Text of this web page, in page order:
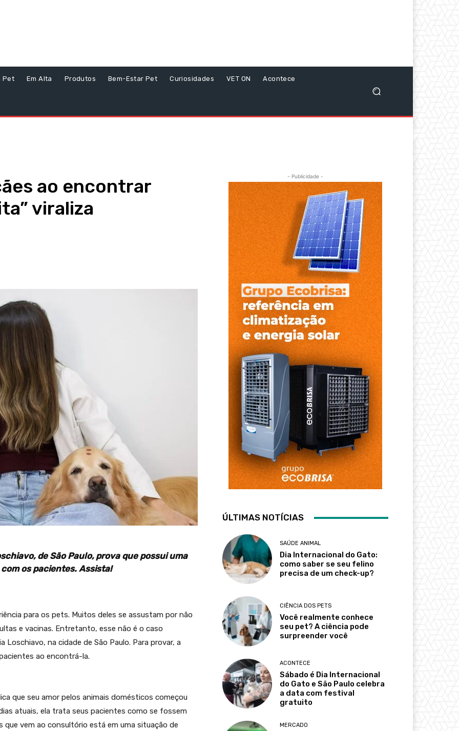
Pet Em Alta Produtos Bem-Estar Pet Curiosidades VET ON Acontece
ao encontrar
viraliza
de São Paulo, prova que possui uma
os pacientes. Assista!
para os pets. Muitos deles se assustam por não
e vacinas. Entretanto, esse não é o caso
na cidade de São Paulo. Para provar, a
ao encontrá-la.
que seu amor pelos animais domésticos começou
atuais, ela trata seus pacientes como se fossem
que vem ao consultório está em uma situação de
- Publicidade -
ÚLTIMAS NOTÍCIAS
SAÚDE ANIMAL
Dia Internacional do Gato:
como saber se seu felino
precisa de um check-up?
CIÊNCIA DOS PETS
Você realmente conhece
seu pet? A ciência pode
surpreender você
ACONTECE
Sábado é Dia Internacional
do Gato e São Paulo celebra
a data com festival
gratuito
MERCADO